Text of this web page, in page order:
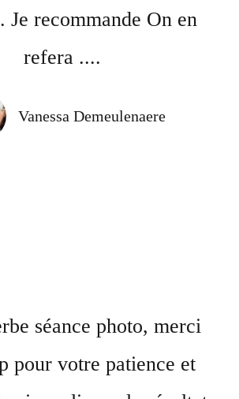
Je recommande On en
refera ....
Vanessa Demeulenaere
séance photo, merci
pour votre patience et